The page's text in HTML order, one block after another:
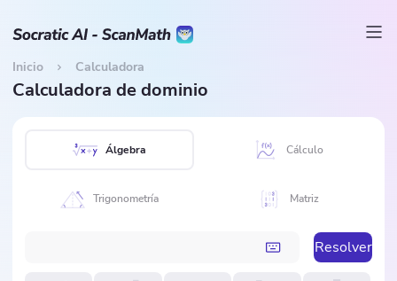
Inicio Calculadora
Calculadora de dominio
Álgebra Cálculo
Trigonometría Matriz
Resolver